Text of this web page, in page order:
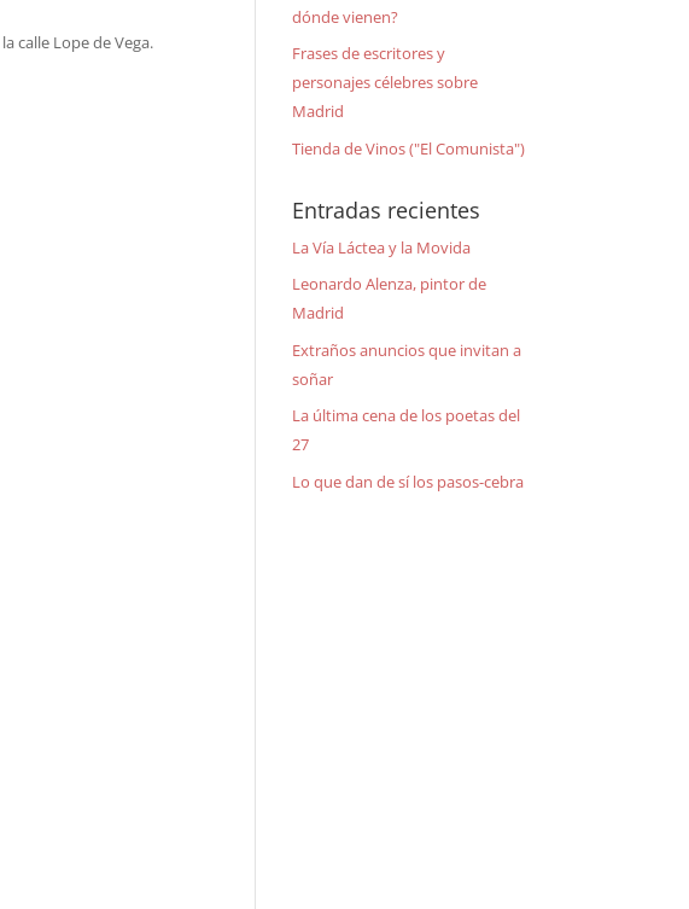
calle Lope de Vega.
dónde vienen?
Frases de escritores y
personajes célebres sobre
Madrid
Tienda de Vinos ("El Comunista")
Entradas recientes
La Vía Láctea y la Movida
Leonardo Alenza, pintor de
Madrid
Extraños anuncios que invitan a
soñar
La última cena de los poetas del
27
Lo que dan de sí los pasos-cebra